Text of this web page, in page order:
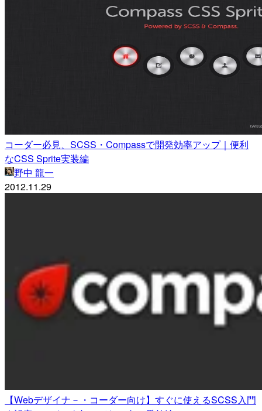
コーダー必見、SCSS・Compassで開発効率アップ｜便利
なCSS Sprite実装編
野中 龍一
2012.11.29
【Webデザイナ－・コーダー向け】すぐに使えるSCSS入門